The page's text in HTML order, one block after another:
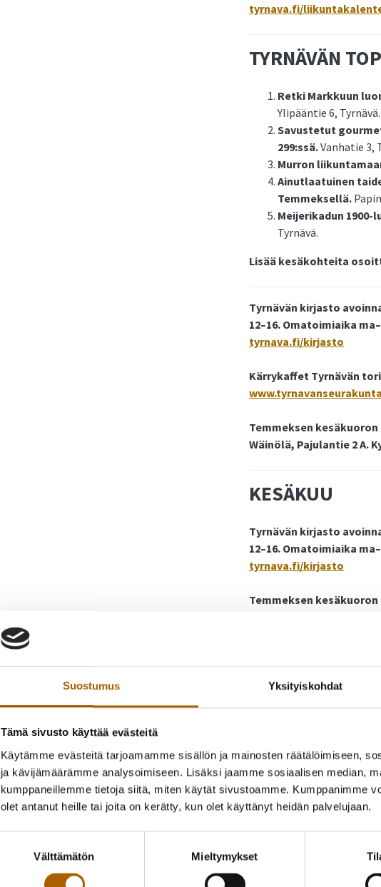
Suostumus Yksityiskohdat
Tämä sivusto käyttää evästeitä
Käytämme evästeitä tarjoamamme sisällön ja mainosten räätälöimiseen,
ja kävijämäärämme analysoimiseen. Lisäksi jaamme sosiaalisen median,
kumppaneillemme tietoja siitä, miten käytät sivustoamme. Kumppanimme
olet antanut heille tai joita on kerätty, kun olet käyttänyt heidän palvelujaan.
Välttämätön Mieltymykset
tyrnava.fi/
TYRNÄVÄN
Retki Markkuun
Ylipääntie 6, Tyrnävä.
Savustetut
299:ssä.Vanhatie 3,
Murron
Ainutlaatuinen
Temmeksellä.
Meijerikadun
Tyrnävä.
Lisää kesäkohteita
Tyrnävän kirjasto
12–16. Omatoimiaika
tyrnava.fi/kirjasto
Kärrykaffet Tyrnävän
Temmeksen kesäkuoron
Wäinölä, Pajulantie 2 A.
KESÄKUU
Tyrnävän kirjasto
12–16. Omatoimiaika
tyrnava.fi/kirjasto
Temmeksen kesäkuoron
Lasten
Maksuttomat
urheilukentällä (sateella
liikuntatoimi.
päivän liikuntapaikalle.
Maksuttomat
ennakkoilmoittautumista,
18.6. Kesäpäiväleiri,